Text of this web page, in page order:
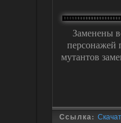
Заменены
персонажей
мутантов
Ссылка: